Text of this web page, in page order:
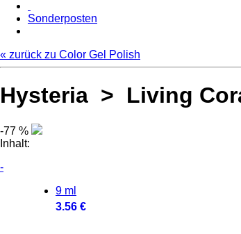
Sonderposten
« zurück zu Color Gel Polish
Hysteria > Living
-77 %
Inhalt:
-
9 ml
3.56 €